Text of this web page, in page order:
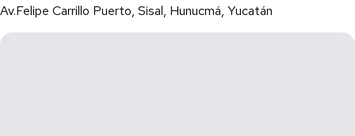
atardecer!
**INCLUYE PROYECTO DE CONSTRUCCIÓN**
Av.Felipe Carrillo Puerto, Sisal, Hunucmá, Yucatán